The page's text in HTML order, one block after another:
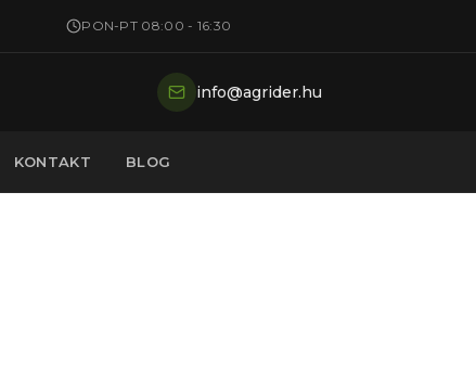
PON-PT 08:00 - 16:30
info@agrider.hu
KONTAKT BLOG